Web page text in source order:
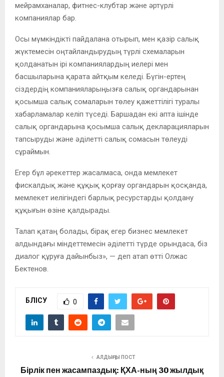
мейрамханалар, фитнес-клубтар және әртүрлі
компаниялар бар.
Осы мүмкіндікті пайдалана отырып, мен қазір салық
жүктемесін оңтайландырудың түрлі схемаларын
қолданатын ірі компаниялардың иелері мен
басшыларына қарата айтқым келеді. Бүгін-ертең
сіздердің компанияларыңызға салық органдарынан
қосымша салық сомаларын төлеу қажеттілігі туралы
хабарламалар келіп түседі. Баршадан екі апта ішінде
салық органдарына қосымша салық декларацияларын
тапсыруды және әділетті салық сомасын төлеуді
сұраймын.
Егер бұл әрекеттер жасалмаса, онда мемлекет
фискалдық және құқық қорғау органдарын қосқанда,
мемлекет иелігіндегі барлық ресурстарды қолдану
құқығын өзіне қалдырады.
Талап қатаң болады, бірақ егер бизнес мемлекет
алдындағы міндеттемесін әділетті түрде орындаса, біз
диалог құруға дайынбыз», — деп атап өтті Олжас
Бектенов.
БӨЛІСУ 0
АЛДЫҢҒЫ ПОСТ
Бірлік пен жасампаздық: ҚХА-ның 30 жылдық